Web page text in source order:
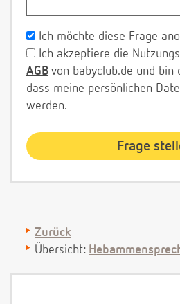
Ich möchte diese Frage
Ich akzeptiere die
AGB von babyclub.de und bin
dass meine persönlichen
werden.
Zurück
Übersicht: